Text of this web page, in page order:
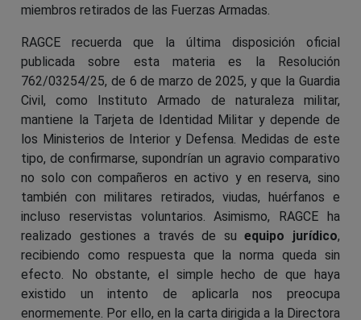
miembros retirados de las Fuerzas Armadas.
RAGCE recuerda que la última disposición oficial
publicada sobre esta materia es la Resolución
762/03254/25, de 6 de marzo de 2025, y que la Guardia
Civil, como Instituto Armado de naturaleza militar,
mantiene la Tarjeta de Identidad Militar y depende de
los Ministerios de Interior y Defensa. Medidas de este
tipo, de confirmarse, supondrían un agravio comparativo
no solo con compañeros en activo y en reserva, sino
también con militares retirados, viudas, huérfanos e
incluso reservistas voluntarios.Asimismo, RAGCE ha
realizado gestiones a través de suequipo jurídico,
recibiendo como respuesta que la norma queda sin
efecto. No obstante, el simple hecho de que haya
existido un intento de aplicarla nos preocupa
enormemente. Por ello, en la carta dirigida a la Directora